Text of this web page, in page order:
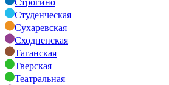
Студенческая
Сухаревская
Сходненская
Таганская
Тверская
Театральная